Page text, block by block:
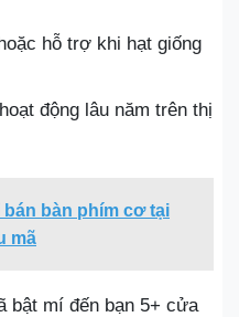
hỗ trợ khi hạt giống
động lâu năm trên thị
bán bàn phím cơ tại
mã
bật mí đến bạn 5+ cửa